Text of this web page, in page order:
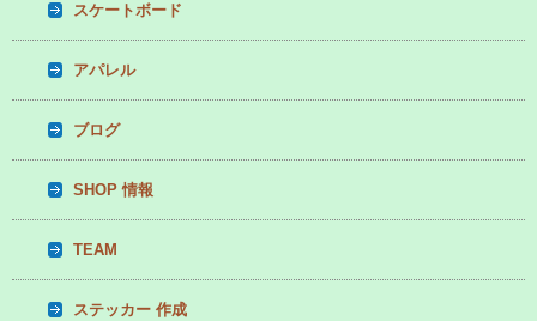
スケートボード
アパレル
ブログ
SHOP 情報
TEAM
ステッカー 作成